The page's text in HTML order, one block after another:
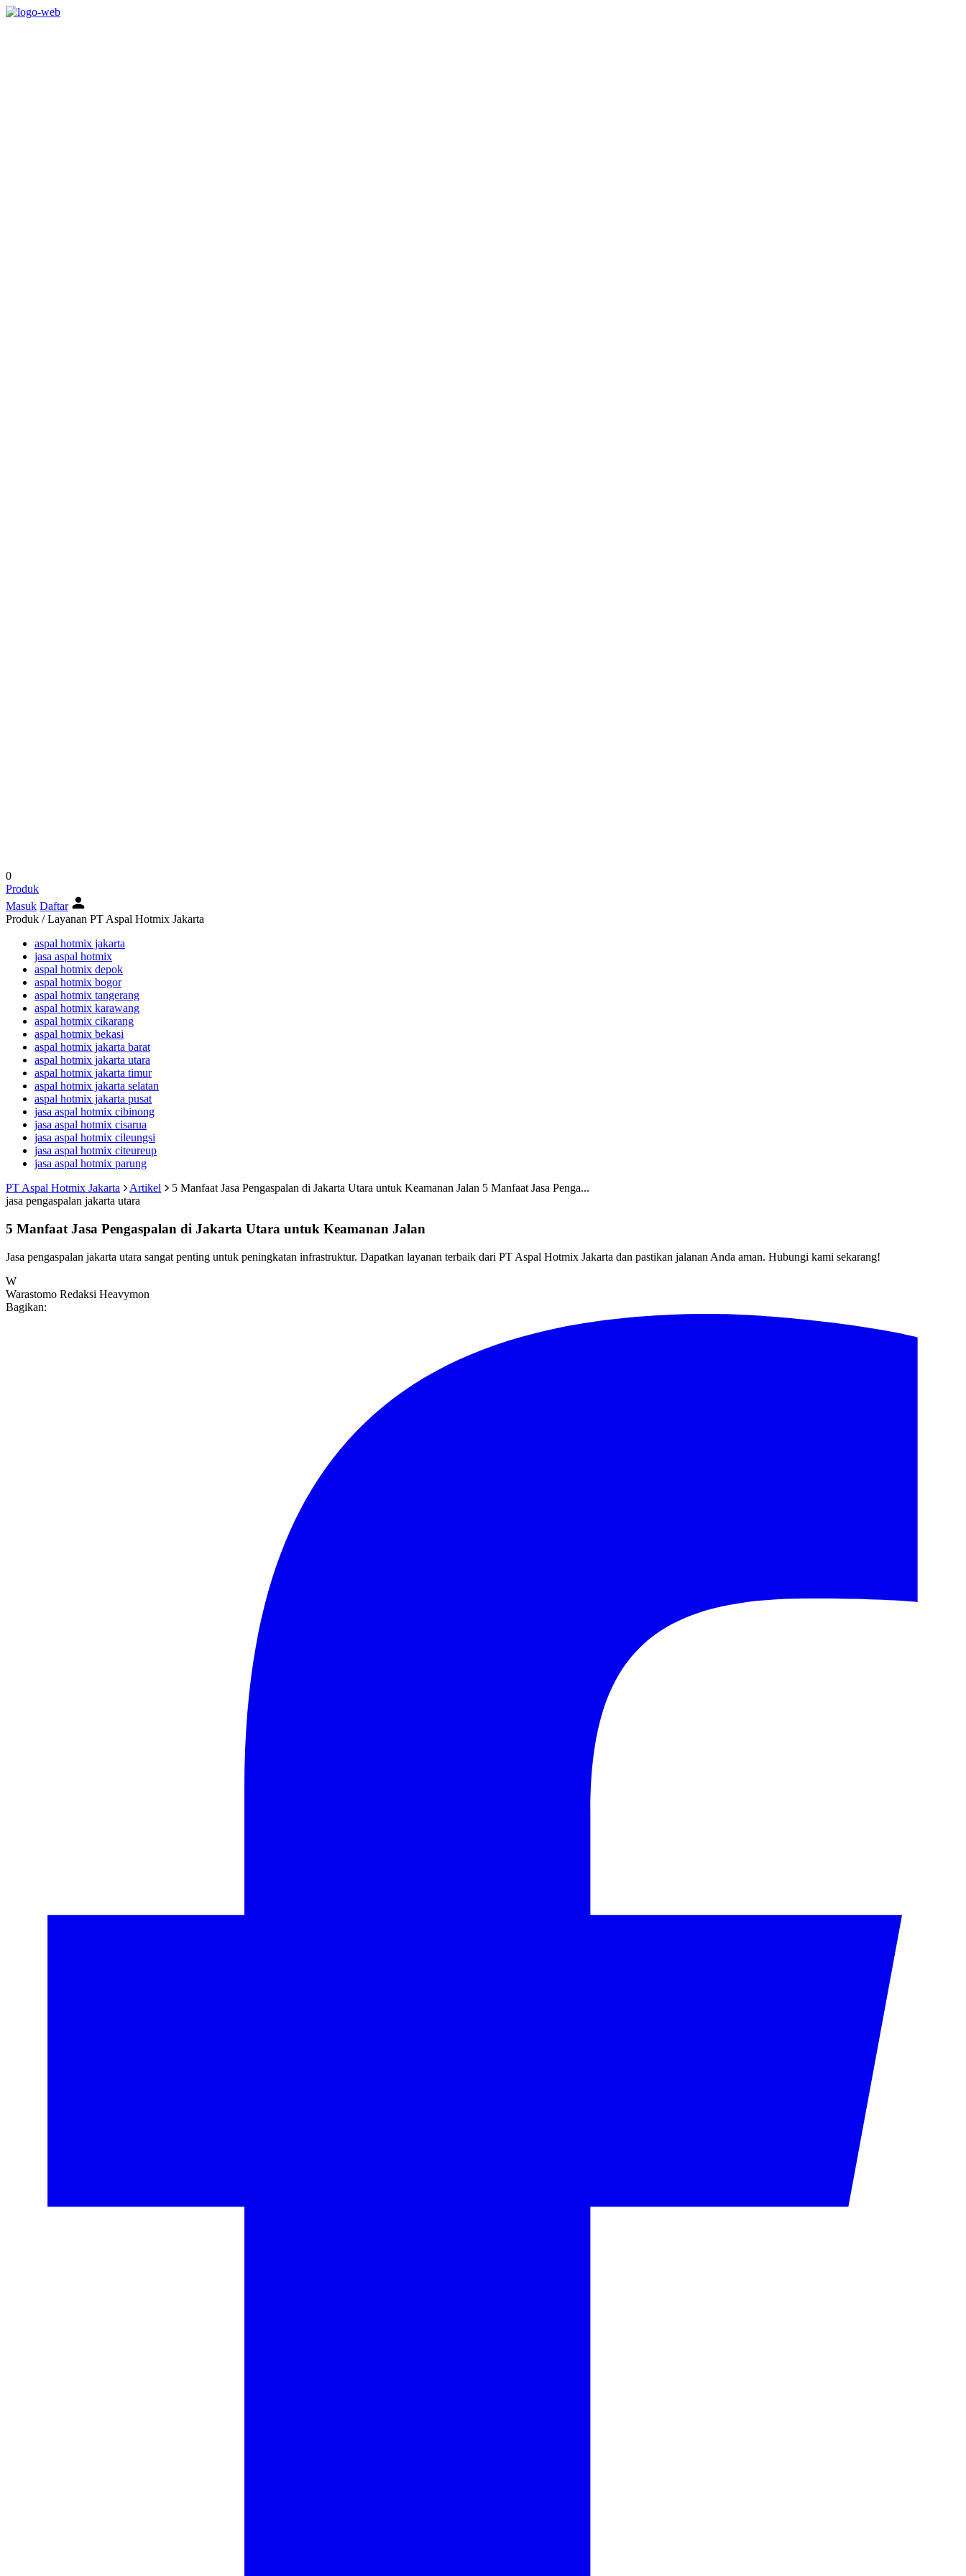
0
Produk
Masuk Daftar
Produk / Layanan PT Aspal Hotmix Jakarta
aspal hotmix jakarta
jasa aspal hotmix
aspal hotmix depok
aspal hotmix bogor
aspal hotmix tangerang
aspal hotmix karawang
aspal hotmix cikarang
aspal hotmix bekasi
aspal hotmix jakarta barat
aspal hotmix jakarta utara
aspal hotmix jakarta timur
aspal hotmix jakarta selatan
aspal hotmix jakarta pusat
jasa aspal hotmix cibinong
jasa aspal hotmix cisarua
jasa aspal hotmix cileungsi
jasa aspal hotmix citeureup
jasa aspal hotmix parung
PT Aspal Hotmix Jakarta
Artikel 5 Manfaat Jasa Pengaspalan di Jakarta Utara untuk Keamanan Jalan 5 Manfaat Jasa Penga...
jasa pengaspalan jakarta utara
5 Manfaat Jasa Pengaspalan di Jakarta Utara untuk Keamanan Jalan
Jasa pengaspalan jakarta utara sangat penting untuk peningkatan infrastruktur. Dapatkan layanan terbaik dari PT Aspal Hotmix Jakarta dan pastikan jalanan Anda aman. Hubungi kami sekarang!
W
Warastomo Redaksi Heavymon
Bagikan: